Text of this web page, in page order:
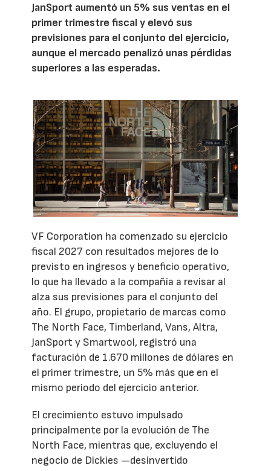
JanSport aumentó un 5% sus ventas en el
primer trimestre fiscal y elevó sus
previsiones para el conjunto del ejercicio,
aunque el mercado penalizó unas pérdidas
superiores a las esperadas.
VF Corporation ha comenzado su ejercicio
fiscal 2027 con resultados mejores de lo
previsto en ingresos y beneficio operativo,
lo que ha llevado a la compañía a revisar al
alza sus previsiones para el conjunto del
año. El grupo, propietario de marcas como
The North Face, Timberland, Vans, Altra,
JanSport y Smartwool, registró una
facturación de 1.670 millones de dólares en
el primer trimestre, un 5% más que en el
mismo periodo del ejercicio anterior.
El crecimiento estuvo impulsado
principalmente por la evolución de The
North Face, mientras que, excluyendo el
negocio de Dickies —desinvertido